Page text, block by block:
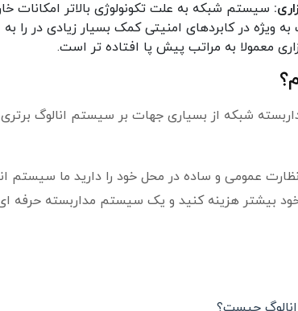
سیستم شبکه به علت تکونولوژی بالاتر امکانات
ویژه در کابردهای امنیتی کمک بسیار زیادی در را
معمولا به مراتب پیش پا افتاده تر است.
شبکه از بسیاری جهات بر سیستم انالوگ برتری
عمومی و ساده در محل خود را دارید ما سیستم
بیشتر هزینه کنید و یک سیستم مداربسته حرفه